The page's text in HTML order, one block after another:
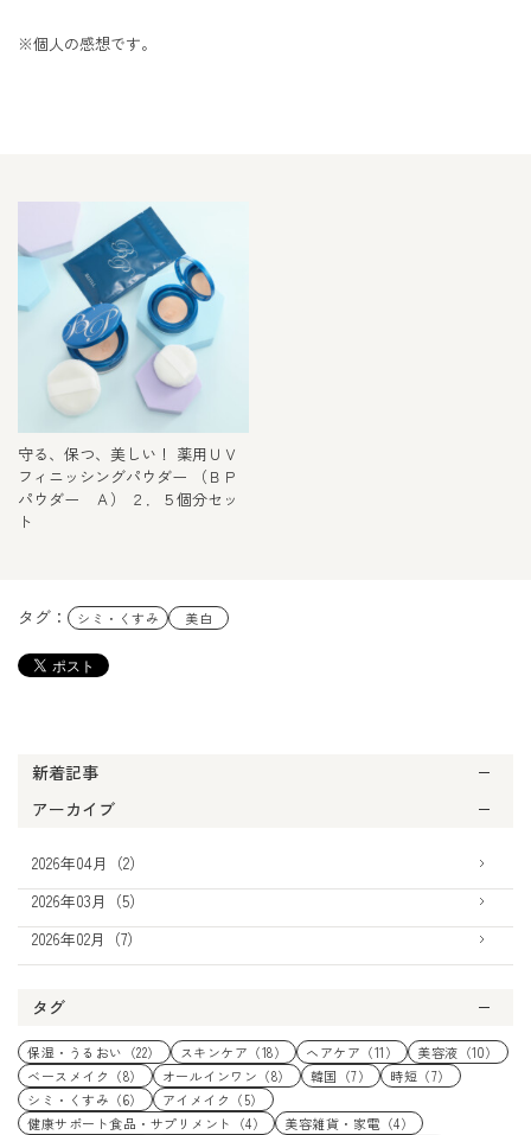
※個人の感想です。
守る、保つ、美しい！ 薬用ＵＶ
フィニッシングパウダー （ＢＰ
パウダー Ａ） ２．５個分セッ
ト
タグ： シミ・くすみ 美白
新着記事
アーカイブ
2026年04月（2）
2026年03月（5）
2026年02月（7）
タグ
保湿・うるおい（22） スキンケア（18） ヘアケア（11）
美容液（10）
ベースメイク（8）
オールインワン（8） 韓国（7）
時短（7）
シミ・くすみ（6）
アイメイク（5）
健康サポート食品・サプリメント（4）
美容雑貨・家電（4）